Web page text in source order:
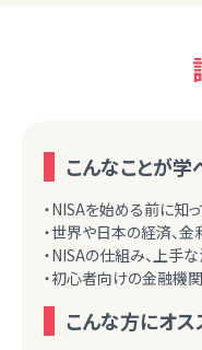
こんなことが学
・NISAを始める前に知
・世界や日本の経済、金
・NISAの仕組み、上手
・初心者向けの金融機
こんな方にオス